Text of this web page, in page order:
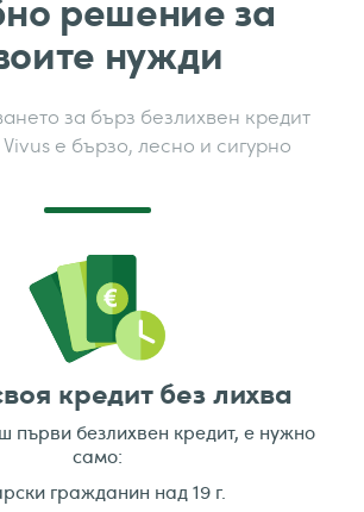
решение за
нужди
за бърз безлихвен кредит
е бързо, лесно и сигурно
кредит без лихва
първи безлихвен кредит, е нужно
само:
гражданин над 19 г.